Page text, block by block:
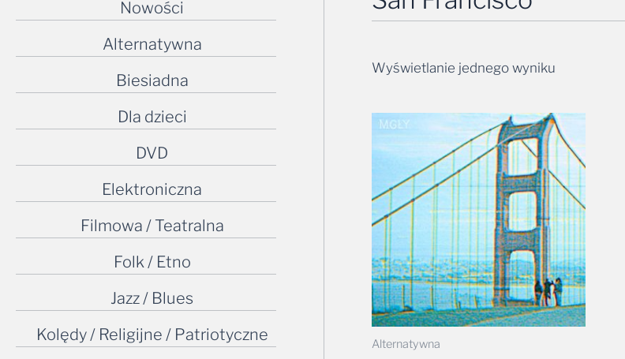
Nowości
Alternatywna
Biesiadna
Dla dzieci
DVD
Elektroniczna
Filmowa / Teatralna
Folk / Etno
Jazz / Blues
Kolędy / Religijne / Patriotyczne
Wyświetlanie jednego wyniku
Alternatywna